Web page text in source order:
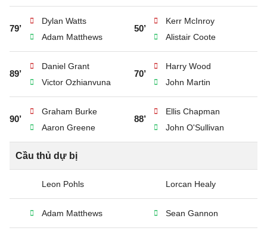
79’
Dylan Watts
Adam Matthews
50’
Kerr McInroy
Alistair Coote
89’
Daniel Grant
Victor Ozhianvuna
70’
Harry Wood
John Martin
90’
Graham Burke
Aaron Greene
88’
Ellis Chapman
John O'Sullivan
Cầu thủ dự bị
Leon Pohls Lorcan Healy
Adam Matthews Sean Gannon